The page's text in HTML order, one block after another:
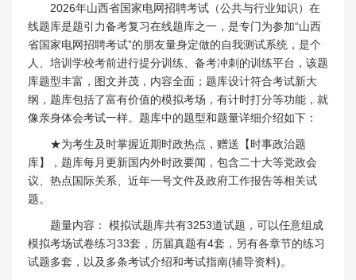
2026年山西省国家电网招聘考试（公共与行业知识）在
线题库是题引力备考复习在线题库之一，是专门为参加“山西
省国家电网招聘考试”的朋友量身定做的自我测试系统，是个
人、培训学校考前进行提分训练、备考冲刺的训练平台，该题
库题型丰富，图文并茂，内容全面；题库设计符合考试新大
纲，题库包括了富有价值的模拟考场，有计时打分等功能，就
像亲身体会考试一样。题库中的题型和题量详细介绍如下：
★为考生及时掌握近期时政热点，赠送【时事政治题
库】，题库每月更新国内外时政要闻，包含二十大等党政会
议、热点国际关系、近年一号文件及政府工作报告等相关试
题。
题量内容： 模拟试题库共有3253道试题，可以任意组成
模拟考场试卷练习33套，历届真题有4套，另有各章节的练习
试题多套，以及多条考试介绍和考试指南(辅导资料)。